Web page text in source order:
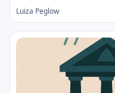
Luiza Peglow